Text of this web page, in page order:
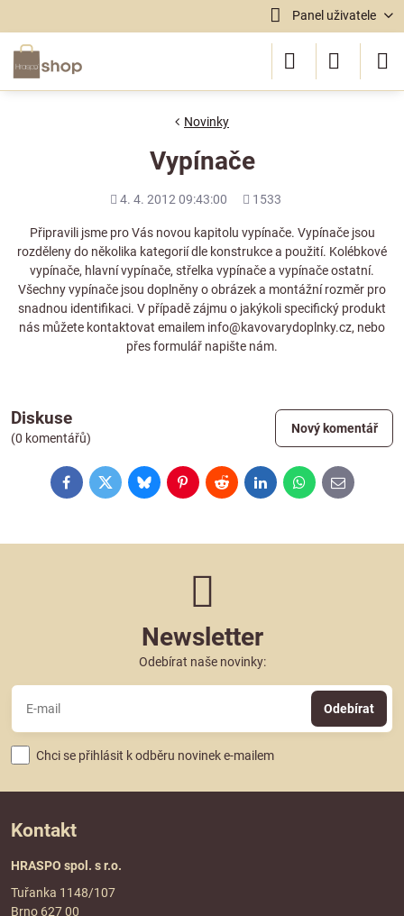
Panel uživatele
Novinky
Vypínače
Přidáno
4. 4. 2012 09:43:00
Počet
1533
Připravili jsme pro Vás novou kapitolu vypínače. Vypínače jsou
rozděleny do několika kategorií dle konstrukce a použití. Kolébkové
vypínače, hlavní vypínače, střelka vypínače a vypínače ostatní.
Všechny vypínače jsou doplněny o obrázek a montážní rozměr pro
snadnou identifikaci. V případě zájmu o jakýkoli specifický produkt
nás můžete kontaktovat emailem info@kavovarydoplnky.cz, nebo
přes formulář napište nám.
Diskuse
(0 komentářů)
Nový komentář
FacebookTwitterBlueskyPinterestRedditLinkedInWhatsApp
E-
mail
Newsletter
Odebírat naše novinky:
Odebírat
Chci se přihlásit k odběru novinek e-mailem
Kontakt
HRASPO spol. s r.o.
Tuřanka 1148/107
Brno 627 00